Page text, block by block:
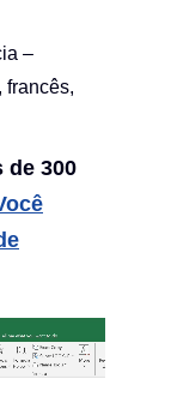
–
francês,
de 300